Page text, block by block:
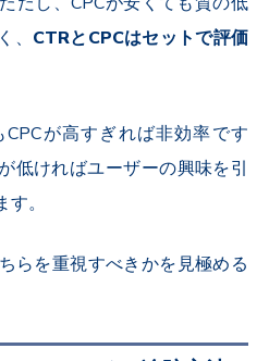
CTRとCPCはセットで評価
CPCが高すぎれば非効率です
低ければユーザーの興味を引
。
らを重視すべきかを見極める